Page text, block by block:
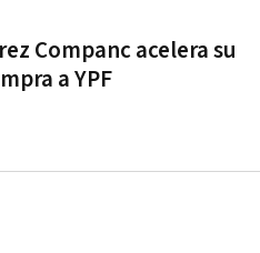
Companc acelera su
a YPF